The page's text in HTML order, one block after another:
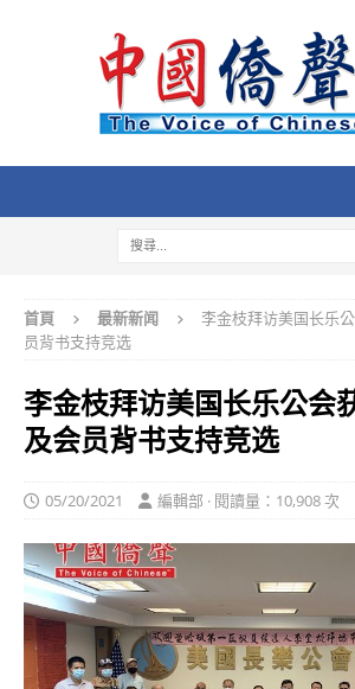
首頁 最新新闻
李金枝拜访美国长乐
员背书支持竞选
李金枝拜访美国长乐公会
及会员背书支持竞选
05/20/2021 編輯部 · 閱讀量：10,908 次